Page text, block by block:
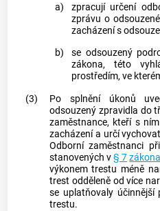
a)
zpracují určení
zprávu o
zacházení s
b)
se odsouzený
zákona, této
prostředím, ve
(3)
Po splnění úkonů
odsouzený zpravidla do
zaměstnance, kteří s
zacházení a určí
Odborní zaměstnanci
stanovených v§ 7zákona
výkonem trestu méně
trest odděleně od více
se uplatňovaly účinnější
trestu.